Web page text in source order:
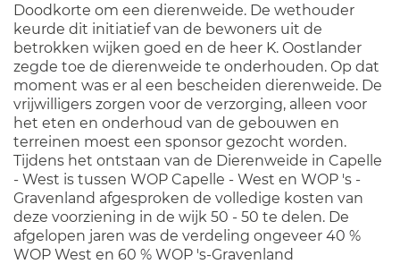
Doodkorte om een dierenweide. De wethouder
keurde dit initiatief van de bewoners uit de
betrokken wijken goed en de heer K. Oostlander
zegde toe de dierenweide te onderhouden. Op dat
moment was er al een bescheiden dierenweide. De
vrijwilligers zorgen voor de verzorging, alleen voor
het eten en onderhoud van de gebouwen en
terreinen moest een sponsor gezocht worden.
Tijdens het ontstaan van de Dierenweide in Capelle
- West is tussen WOP Capelle - West en WOP 's -
Gravenland afgesproken de volledige kosten van
deze voorziening in de wijk 50 - 50 te delen. De
afgelopen jaren was de verdeling ongeveer 40 %
WOP West en 60 % WOP 's-Gravenland